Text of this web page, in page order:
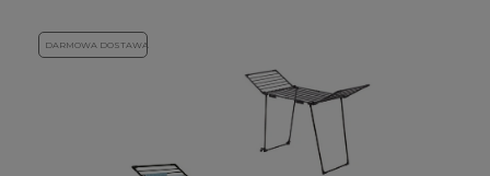
DARMOWA DOSTAWA